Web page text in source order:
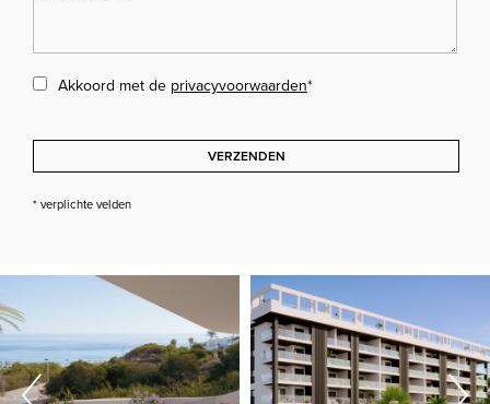
Akkoord met de privacyvoorwaarden*
VERZENDEN
* verplichte velden